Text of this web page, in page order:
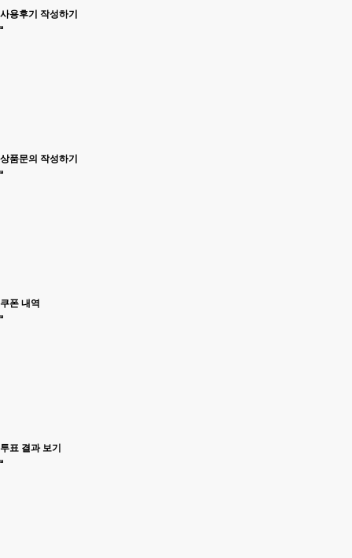
사용후기 작성하기
상품문의 작성하기
쿠폰 내역
투표 결과 보기